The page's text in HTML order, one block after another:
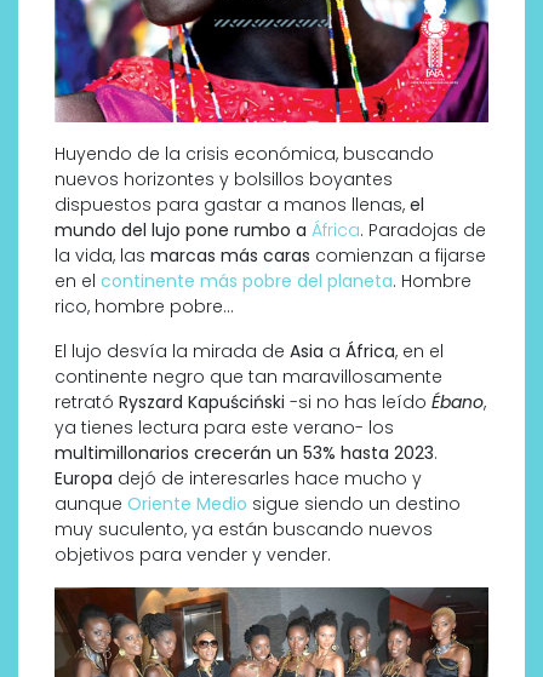
Huyendo de la crisis económica, buscando
nuevos horizontes y bolsillos boyantes
dispuestos para gastar a manos llenas, el
mundo del lujo pone rumbo a África. Paradojas de
la vida, las marcas más caras comienzan a fijarse
en el continente más pobre del planeta. Hombre
rico, hombre pobre…
El lujo desvía la mirada de Asia a África, en el
continente negro que tan maravillosamente
retrató Ryszard Kapuściński -si no has leído Ébano,
ya tienes lectura para este verano- los
multimillonarios crecerán un 53% hasta 2023.
Europa dejó de interesarles hace mucho y
aunque Oriente Medio sigue siendo un destino
muy suculento, ya están buscando nuevos
objetivos para vender y vender.